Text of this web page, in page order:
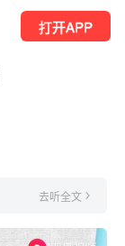
打开APP
去听全文